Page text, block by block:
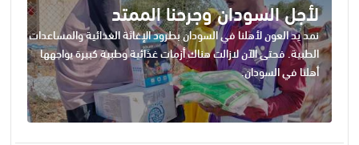
لأجل السودان وجرحنا الممتد
نمد يد العون لأهلنا في السودان بطرود الإغاثة الغذائية والمساعدات
الطبية. فحتى الآن لازالت هناك أزمات غذائية وطبية كبيرة يواجهها
أهلنا في السودان.